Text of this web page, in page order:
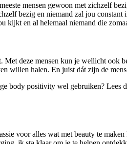
mensen gewoon met zichzelf
bezig en niemand zal jou
kijkt en al helemaal niemand die
deze mensen kun je wellicht ook
willen halen. En juist dát zijn de
body positivity wel gebruiken? Lees
voor alles wat met beauty te